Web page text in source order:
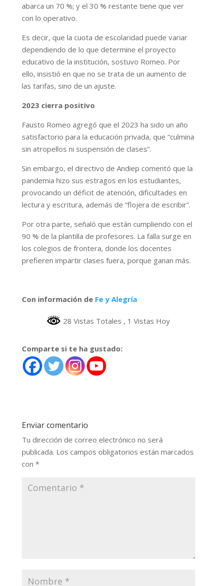
abarca un 70 %; y el 30 % restante tiene que ver
con lo operativo.
Es decir, que la cuota de escolaridad puede variar
dependiendo de lo que determine el proyecto
educativo de la institución, sostuvo Romeo. Por
ello, insistió en que no se trata de un aumento de
las tarifas, sino de un ajuste.
2023 cierra positivo
Fausto Romeo agregó que el 2023 ha sido un año
satisfactorio para la educación privada, que “culmina
sin atropellos ni suspensión de clases”.
Sin embargo, el directivo de Andiep comentó que la
pandemia hizo sus estragos en los estudiantes,
provocando un déficit de atención, dificultades en
lectura y escritura, además de “flojera de escribir”.
Por otra parte, señaló que están cumpliendo con el
90 % de la plantilla de profesores. La falla surge en
los colegios de frontera, donde los docentes
prefieren impartir clases fuera, porque ganan más.
Con información de Fe y Alegría
28 Vistas Totales , 1 Vistas Hoy
Comparte si te ha gustado:
Enviar comentario
Tu dirección de correo electrónico no será
publicada. Los campos obligatorios están marcados
con *